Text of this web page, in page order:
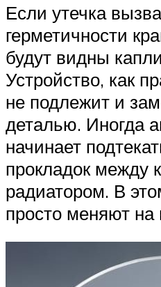
Если утечка
герметичности
будут видны
Устройство, как
не подлежит и
деталью. Иногда
начинает
прокладок между
радиатором. В
просто меняют на